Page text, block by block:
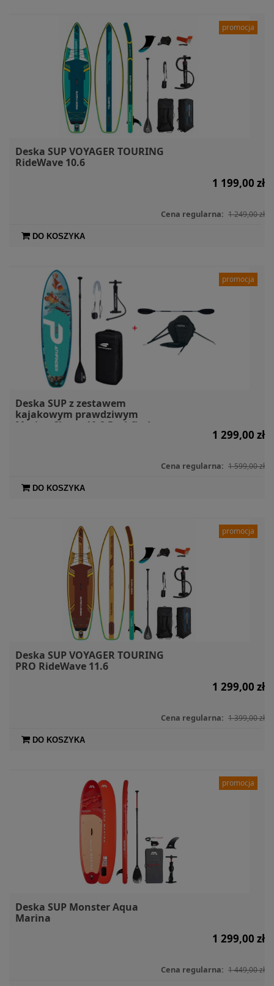
Deska SUP VOYAGER TOURING
RideWave 10.6
1 199,00 zł
Cena regularna: 1 249,00 zł
DO KOSZYKA
promocja
Deska SUP z zestawem
kajakowym prawdziwym
Marine Clown 10.2 Pathfinder +
1 299,00 zł
Cena regularna: 1 599,00 zł
DO KOSZYKA
promocja
Deska SUP VOYAGER TOURING
PRO RideWave 11.6
1 299,00 zł
Cena regularna: 1 399,00 zł
DO KOSZYKA
promocja
Deska SUP Monster Aqua
Marina
1 299,00 zł
Cena regularna: 1 449,00 zł
promocja